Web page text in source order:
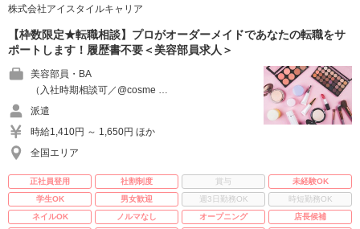
株式会社アイスタイルキャリア
【枠数限定★転職相談】プロがオーダーメイドであなたの転職をサ
ポートします！履歴書不要＜美容部員求人＞
美容部員・BA
（入社時期相談可／@cosme …
派遣
時給1,410円 ～ 1,650円 ほか
全国エリア
正社員登用 社割制度 賞与
未経験OK
学生OK
男女歓迎 週3日勤務OK
時短勤務OK
ネイルOK
ノルマなし オープニング
店長候補